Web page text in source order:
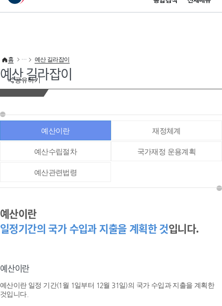
이 누리집은 대한민국 공식 전자정부 누리집입니다.
공유하기
홈 예산 길라잡이
예산 길라잡이
예산이란 재정체계
예산수립절차 국가재정 운용계획
예산관련법령
예산이란
일정기간의 국가 수입과 지출을 계획한 것입니다.
예산이란
예산이란 일정 기간(1월 1일부터 12월 31일)의 국가 수입과 지출을 계획한
것입니다.